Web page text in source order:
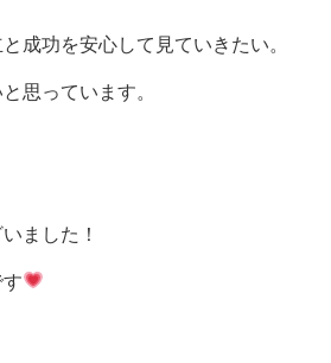
成功を安心して見ていきたい。
思っています。
ました！